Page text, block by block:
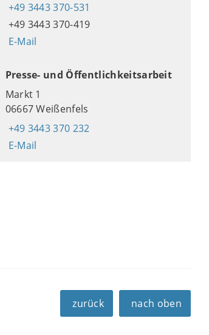
+49 3443 370-531
+49 3443 370-419
E-Mail
Presse- und Öffentlichkeitsarbeit
Markt 1
06667 Weißenfels
+49 3443 370 232
E-Mail
zurück nach oben